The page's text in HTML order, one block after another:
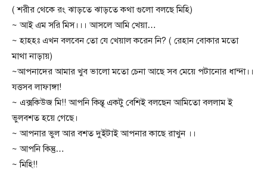
( শরীর থেকে রং ঝাড়তে ঝাড়তে কথা গুলো বলছে মিহি)
~ আই এম সরি মিস।।। আসলে আমি খেয়া…
~ হাহহঃ এখন বলবেন তো যে খেয়াল করেন নি? ( রেহান বোকার মতো
মাথা নাড়ায়)
~আপনাদের আমার খুব ভালো মতো চেনা আছে সব মেয়ে পটানোর ধান্দা।।
যত্তসব লাফাঙ্গা!
~ এক্সকিউজ মি!! আপনি কিন্তূ একটু বেশিই বলছেন আমিতো বললাম ই
ভুলবশত হয়ে গেছে।
~ আপনার ভুল আর বশত দুইটাই আপনার কাছে রাখুন ।।
~ আপনি কিন্তু…
~ মিহি!!